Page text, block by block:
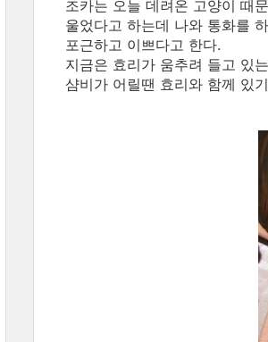
조카는 오늘 데려온 고양이 때
울었다고 하는데 나와 통화를
포근하고 이쁘다고 한다.
지금은 효리가 움추려 들고 있
샴비가 어릴땐 효리와 함께 있